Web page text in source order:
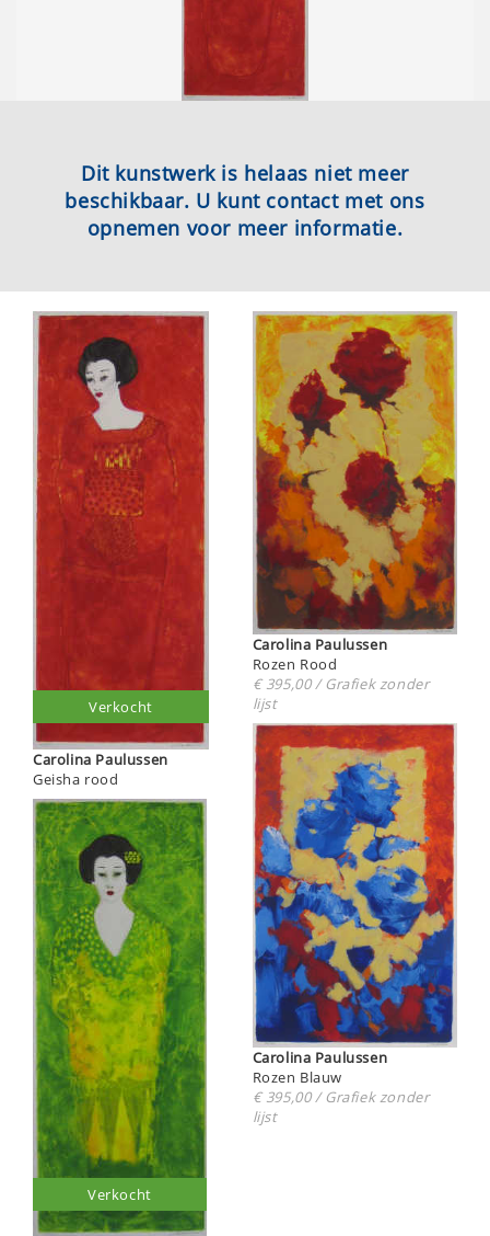
Dit kunstwerk is helaas niet meer
beschikbaar. U kunt contact met ons
opnemen voor meer informatie.
Carolina Paulussen
Geisha rood
Verkocht
Verkocht
Carolina Paulussen
Rozen Rood
€ 395,00 / Grafiek zonder
lijst
Carolina Paulussen
Rozen Blauw
€ 395,00 / Grafiek zonder
lijst